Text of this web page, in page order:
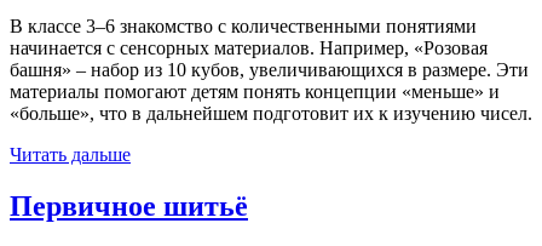
В классе 3–6 знакомство с количественными понятиями
начинается с сенсорных материалов. Например, «Розовая
башня» – набор из 10 кубов, увеличивающихся в размере. Эти
материалы помогают детям понять концепции «меньше» и
«больше», что в дальнейшем подготовит их к изучению чисел.
Читать дальше
Первичное шитьё